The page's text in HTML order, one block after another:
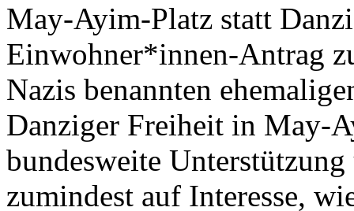
May-Ayim-Platz statt
Einwohner*innen-Antrag
Nazis benannten
Danziger Freiheit in May-
bundesweite
zumindest auf Interesse,